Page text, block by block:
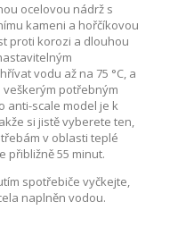
ocelovou nádrž s
kameni a hořčíkovou
proti korozi a dlouhou
vodu až na 75 °C, a
potřebným
anti-scale model je k
si jistě vyberete ten,
v oblasti teplé
přibližně 55 minut.
spotřebiče vyčkejte,
naplněn vodou.